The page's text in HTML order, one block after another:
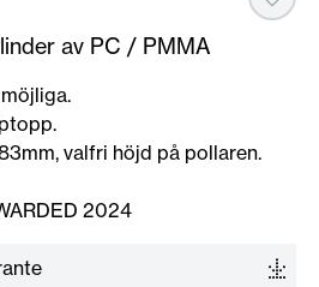
av PC / PMMA
valfri höjd på pollaren.
2024